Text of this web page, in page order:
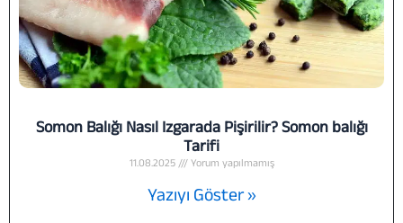
Somon Balığı Nasıl Izgarada Pişirilir? Somon balığı
Tarifi
11.08.2025 Yorum yapılmamış
Yazıyı Göster »